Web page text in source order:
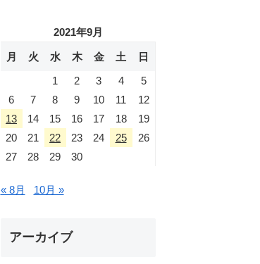
2021年9月
月 火 水 木 金 土
日
1
2 3 4
5
6
7 8 9 10 11
12
13
14 15 16 17 18
19
20
21 22 23 24 25
26
27
28 29 30
« 8月 10月 »
アーカイブ